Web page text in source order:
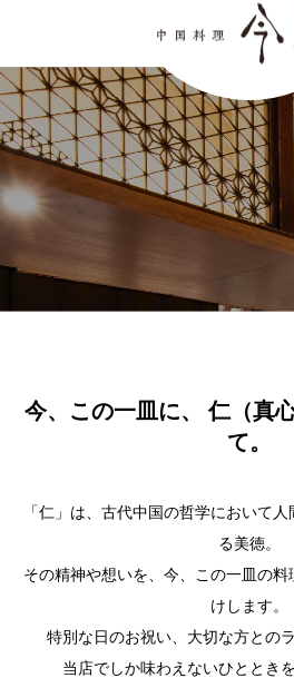
今、この一皿に、 仁（真
て。
「仁」は、古代中国の哲学において
る美徳。
その精神や想いを、今、この一皿の
けします。
特別な日のお祝い、大切な方との
当店でしか味わえないひととき